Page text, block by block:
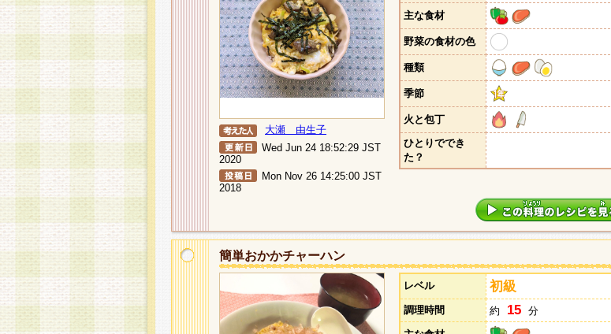
大瀬 由生子
Wed Jun 24 18:52:29 JST
2020
Mon Nov 26 14:25:00 JST
2018
主な食材
野菜の食材の色
種類
季節
火と包丁
ひとりででき
た？
簡単おかかチャーハン
レベル 初級
調理時間 約 15 分